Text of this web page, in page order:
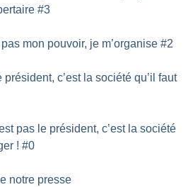
#3
mon pouvoir, je m’organise #2
président, c’est la société qu’il faut
pas le président, c’est la société
! #0
notre presse